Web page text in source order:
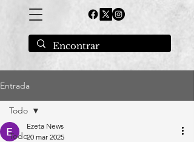
Entrada
Todo
Todo
Ezeta News
20 mar 2025